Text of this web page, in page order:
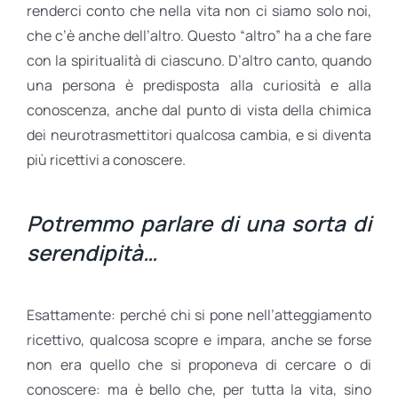
renderci conto che nella vita non ci siamo solo noi,
che c’è anche dell’altro. Questo “altro” ha a che fare
con la spiritualità di ciascuno. D’altro canto, quando
una persona è predisposta alla curiosità e alla
conoscenza, anche dal punto di vista della chimica
dei neurotrasmettitori qualcosa cambia, e si diventa
più ricettivi a conoscere.
Potremmo parlare di una sorta di
serendipità…
Esattamente: perché chi si pone nell’atteggiamento
ricettivo, qualcosa scopre e impara, anche se forse
non era quello che si proponeva di cercare o di
conoscere: ma è bello che, per tutta la vita, sino